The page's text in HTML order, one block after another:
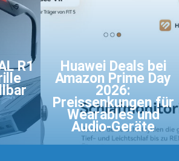
R1 Huawei Deals bei
Amazon Prime Day
2026:
Preissenkungen für
Wearables und
Audio-Geräte